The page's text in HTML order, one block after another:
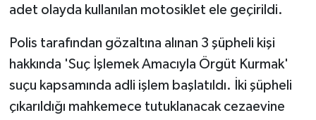
adet olayda kullanılan motosiklet ele geçirildi.
Polis tarafından gözaltına alınan 3 şüpheli kişi
hakkında 'Suç İşlemek Amacıyla Örgüt Kurmak'
suçu kapsamında adli işlem başlatıldı. İki şüpheli
çıkarıldığı mahkemece tutuklanacak cezaevine